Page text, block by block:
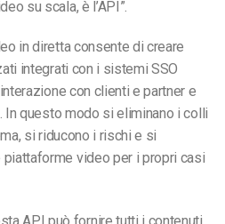
su scala, è l’API”.
in diretta consente di creare
integrati con i sistemi SSO
con clienti e partner e
In questo modo si eliminano i colli
si riducono i rischi e si
video per i propri casi